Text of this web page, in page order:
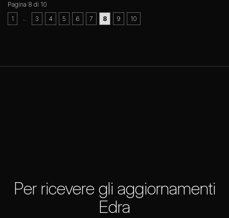
Pagina 8 di 10
1
.. 3 4 5 6 7 8 9 10
Per ricevere gli aggiornamenti
Edra